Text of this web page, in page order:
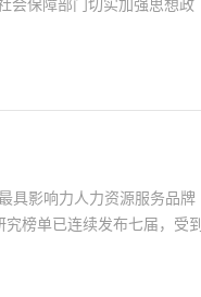
会保障部门切实加强思想政
具影响力人力资源服务品牌
榜单已连续发布七届，受到